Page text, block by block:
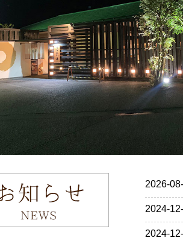
2026-
2024-
2024-